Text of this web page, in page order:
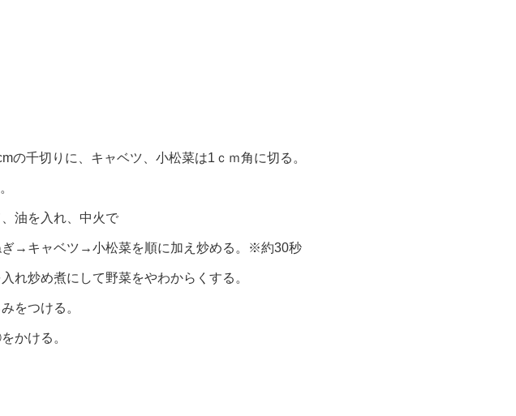
の千切りに、キャベツ、小松菜は1ｃｍ角に切る。
油を入れ、中火で
→キャベツ→小松菜を順に加え炒める。※約30秒
れ炒め煮にして野菜をやわからくする。
をつける。
かける。